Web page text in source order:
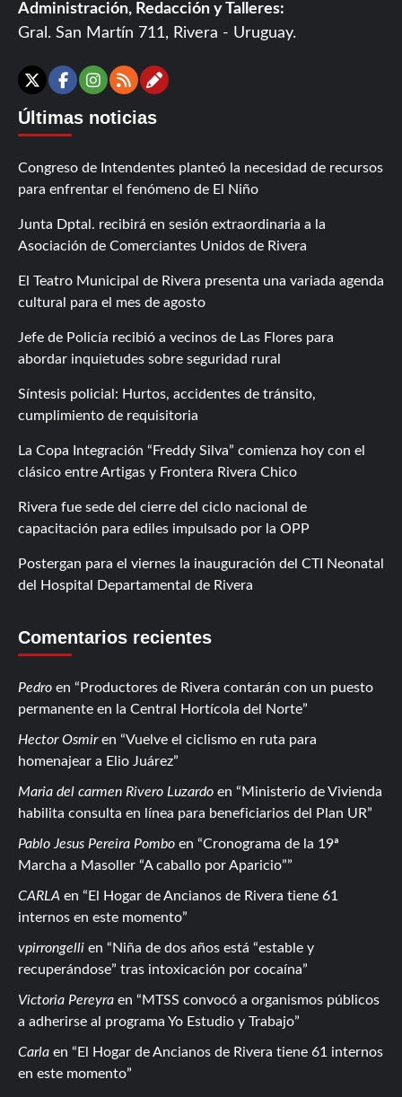
Administración, Redacción y Talleres:
Gral. San Martín 711, Rivera - Uruguay.
X Facebook
Instagram
RSSContáctanos
Últimas noticias
Congreso de Intendentes planteó la necesidad de recursos
para enfrentar el fenómeno de El Niño
Junta Dptal. recibirá en sesión extraordinaria a la
Asociación de Comerciantes Unidos de Rivera
El Teatro Municipal de Rivera presenta una variada agenda
cultural para el mes de agosto
Jefe de Policía recibió a vecinos de Las Flores para
abordar inquietudes sobre seguridad rural
Síntesis policial: Hurtos, accidentes de tránsito,
cumplimiento de requisitoria
La Copa Integración “Freddy Silva” comienza hoy con el
clásico entre Artigas y Frontera Rivera Chico
Rivera fue sede del cierre del ciclo nacional de
capacitación para ediles impulsado por la OPP
Postergan para el viernes la inauguración del CTI Neonatal
del Hospital Departamental de Rivera
Comentarios recientes
Pedro en
Productores de Rivera contarán con un puesto
permanente en la Central Hortícola del Norte
Hector Osmiren
Vuelve el ciclismo en ruta para
homenajear a Elio Juárez
Maria del carmen Rivero Luzardo en
Ministerio de Vivienda
habilita consulta en línea para beneficiarios del Plan UR
Pablo Jesus Pereira Pombo en
Cronograma de la 19ª
Marcha a Masoller “A caballo por Aparicio”
CARLA en
El Hogar de Ancianos de Rivera tiene 61
internos en este momento
vpirrongelli en
Niña de dos años está “estable y
recuperándose” tras intoxicación por cocaína
Victoria Pereyra en
MTSS convocó a organismos públicos
a adherirse al programa Yo Estudio y Trabajo
Carla en
El Hogar de Ancianos de Rivera tiene 61 internos
en este momento